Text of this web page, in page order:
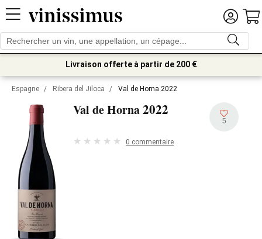
Livraison offerte à partir de 200 €
Espagne / Ribera del Jiloca / Val de Horna 2022
Val de Horna2022
5
0 commentaire